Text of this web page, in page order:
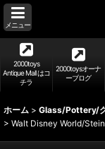
メニュー
2000toys
Antique Mall はコ
チラ
2000toysオーナ
ーブログ
ホーム > Glass/Pottery/
> Walt Disney World/